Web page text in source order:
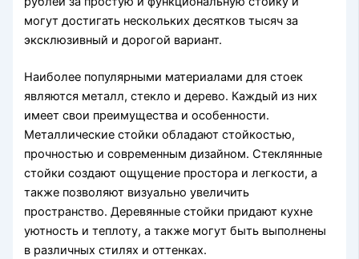
могут достигать нескольких десятков тысяч за
эксклюзивный и дорогой вариант.
Наиболее популярными материалами для стоек
являются металл, стекло и дерево. Каждый из них
имеет свои преимущества и особенности.
Металлические стойки обладают стойкостью,
прочностью и современным дизайном. Стеклянные
стойки создают ощущение простора и легкости, а
также позволяют визуально увеличить
пространство. Деревянные стойки придают кухне
уютность и теплоту, а также могут быть выполнены
в различных стилях и оттенках.